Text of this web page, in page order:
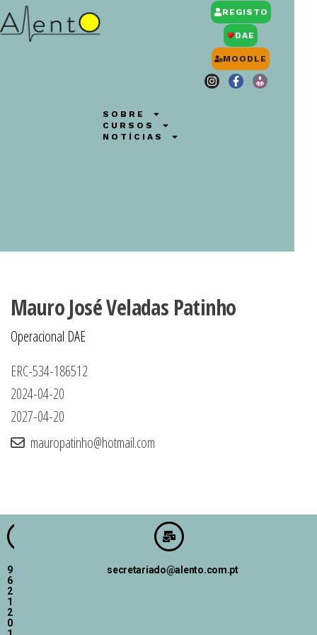
SOBRE
CURSOS
NOTÍCIAS
REGISTO
DAE
MOODLE
Mauro José Veladas Patinho
Operacional DAE
ERC-534-186512
2024-04-20
2027-04-20
mauropatinho@hotmail.com
9
6
2
1
2
0
secretariado@alento.com.pt